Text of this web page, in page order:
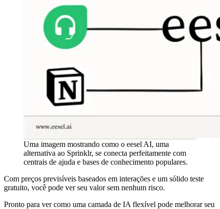
Uma imagem mostrando como o eesel AI, uma
alternativa ao Sprinklr, se conecta perfeitamente com
centrais de ajuda e bases de conhecimento populares.
Com preços previsíveis baseados em interações e um sólido teste
gratuito, você pode ver seu valor sem nenhum risco.
Pronto para ver como uma camada de IA flexível pode melhorar seu